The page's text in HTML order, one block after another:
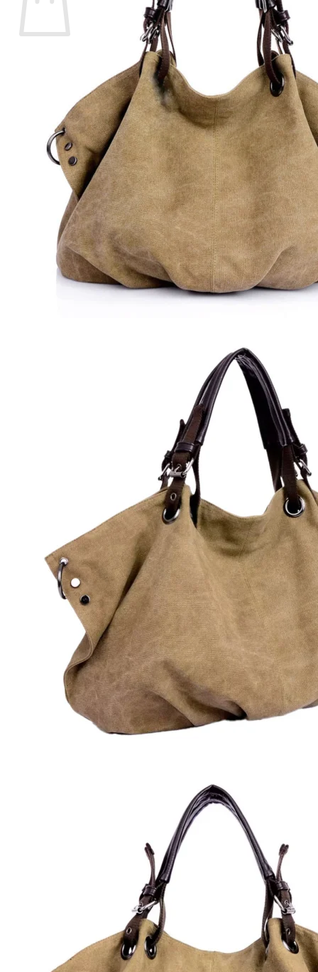
Votre panier est vide.
Retour à la boutique